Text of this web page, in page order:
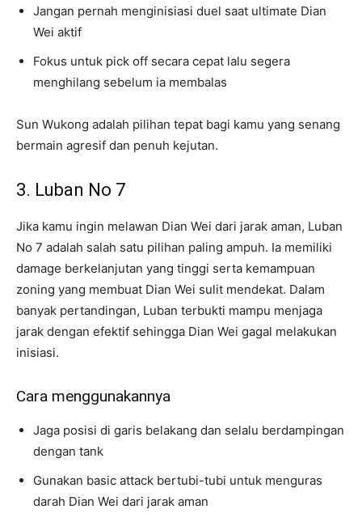
Jangan pernah menginisiasi duel saat ultimate Dian
Wei aktif
Fokus untuk pick off secara cepat lalu segera
menghilang sebelum ia membalas
Sun Wukong adalah pilihan tepat bagi kamu yang senang
bermain agresif dan penuh kejutan.
3. Luban No 7
Jika kamu ingin melawan Dian Wei dari jarak aman, Luban
No 7 adalah salah satu pilihan paling ampuh. Ia memiliki
damage berkelanjutan yang tinggi serta kemampuan
zoning yang membuat Dian Wei sulit mendekat. Dalam
banyak pertandingan, Luban terbukti mampu menjaga
jarak dengan efektif sehingga Dian Wei gagal melakukan
inisiasi.
Cara menggunakannya
Jaga posisi di garis belakang dan selalu berdampingan
dengan tank
Gunakan basic attack bertubi-tubi untuk menguras
darah Dian Wei dari jarak aman